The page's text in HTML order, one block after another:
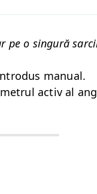
pe o sin­gură
manual.
activ al